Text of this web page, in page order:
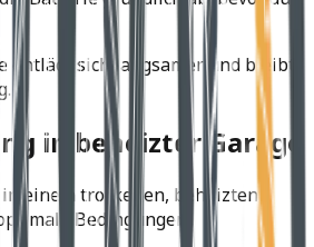
entlädt sich langsamer und bleibt
in beheizter Garage
einem trockenen, beheizten
Bedingungen: